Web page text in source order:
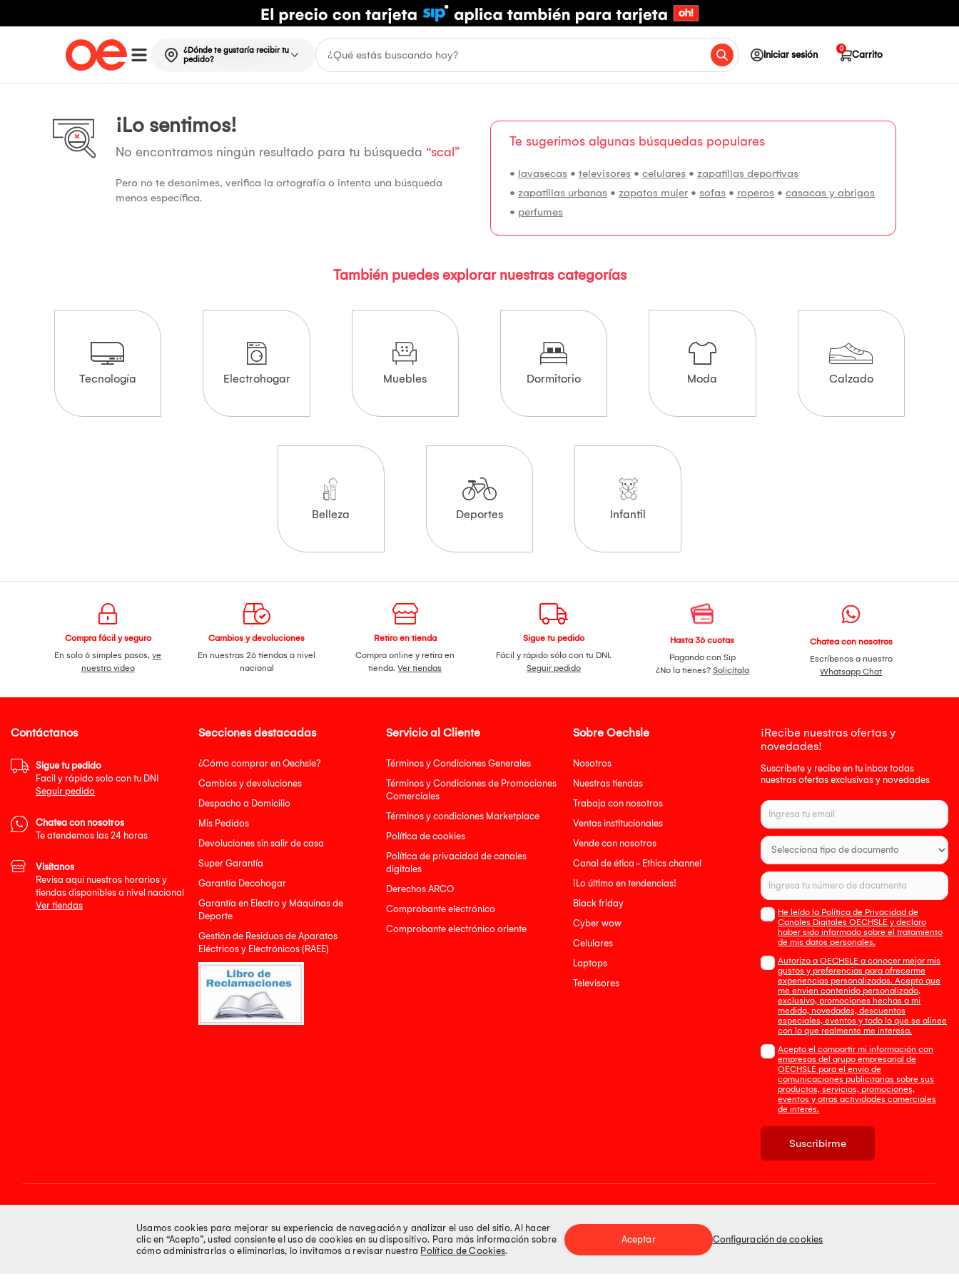
¿Dónde te gustaría recibir tu
pedido?
Iniciar sesión Carrito
0
¡Lo sentimos!
No encontramos ningún resultado para tu búsqueda “scal”
Pero no te desanimes, verifica la ortografía o intenta una búsqueda
menos específica.
Te sugerimos algunas búsquedas populares
• lavasecas • televisores • celulares • zapatillas deportivas
• zapatillas urbanas • zapatos mujer • sofas • roperos • casacas y abrigos
• perfumes
También puedes explorar nuestras categorías
Tecnología Electrohogar Muebles Dormitorio Moda Calzado
Belleza Deportes Infantil
Compra fácil y seguro
En solo 6 simples pasos,ve
nuestro video
Cambios y devoluciones
En nuestras 26 tiendas a nivel
nacional
Retiro en tienda
Compra online y retira en
tienda.Ver tiendas
Sigue tu pedido
Fácil y rápido sólo con tu DNI.
Seguir pedido
Hasta 36 cuotas
Pagando con Sip
¿No la tienes? Solicítala
Chatea con nosotros
Escríbenos a nuestro
Whatsapp Chat
Secciones destacadas
¿Cómo comprar en Oechsle?
Cambios y devoluciones
Despacho a Domicilio
Mis Pedidos
Devoluciones sin salir de casa
Super Garantía
Garantía Decohogar
Garantía en Electro y Máquinas de
Deporte
Gestión de Residuos de Aparatos
Eléctricos y Electrónicos (RAEE)
Servicio al Cliente
Términos y Condiciones Generales
Términos y Condiciones de Promociones
Comerciales
Términos y condiciones Marketplace
Política de cookies
Política de privacidad de canales
digitales
Derechos ARCO
Comprobante electrónico
Comprobante electrónico oriente
Sobre Oechsle
Nosotros
Nuestras tiendas
Trabaja con nosotros
Ventas institucionales
Vende con nosotros
Canal de ética - Ethics channel
¡Lo último en tendencias!
Black friday
Cyber wow
Celulares
Laptops
Televisores
¡Recibe nuestras ofertas y
novedades!
Suscríbete y recibe en tu inbox todas
nuestras ofertas exclusivas y novedades
He leído la Política de Privacidad de
Canales Digitales OECHSLE y declaro
haber sido informado sobre el tratamiento
de mis datos personales.
Autorizo a OECHSLE a conocer mejor mis
gustos y preferencias para ofrecerme
experiencias personalizadas. Acepto que
me envien contenido personalizado,
exclusivo, promociones hechas a mi
medida, novedades, descuentos
especiales, eventos y todo lo que se alinee
con lo que realmente me interesa.
Acepto el compartir mi información con
empresas del grupo empresarial de
OECHSLE para el envío de
comunicaciones publicitarias sobre sus
productos, servicios, promociones,
eventos y otras actividades comerciales
de interés.
Suscribirme
Contáctanos
Sigue tu pedido
Facil y rápido solo con tu DNI
Seguir pedido
Chatea con nosotros
Te atendemos las 24 horas
Visítanos
Revisa aquí nuestros horarios y
tiendas disponibles a nivel nacional
Ver tiendas
Síguenos en Medios de pago Tienda 100% Segura
Usamos cookies para mejorar su experiencia de navegación y analizar el uso del sitio. Al hacer
clic en “Acepto”, usted consiente el uso de cookies en su dispositivo. Para más información sobre
cómo administrarlas o eliminarlas, lo invitamos a revisar nuestra Política de Cookies.
Aceptar Configuración de cookies